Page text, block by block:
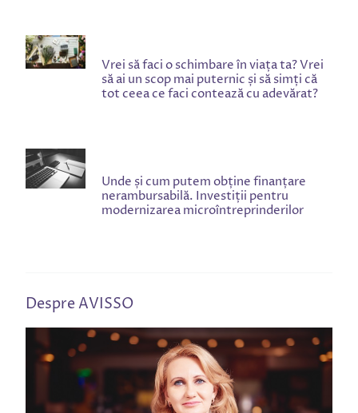
Vrei să faci o schimbare în viața ta? Vrei
să ai un scop mai puternic și să simți că
tot ceea ce faci contează cu adevărat?
Unde și cum putem obține finanțare
nerambursabilă. Investiții pentru
modernizarea microîntreprinderilor
Despre AVISSO